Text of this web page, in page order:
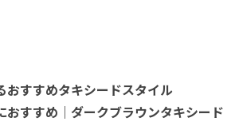
おすすめタキシードスタイル
おすすめ｜ダークブラウンタキシード